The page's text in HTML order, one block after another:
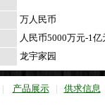
万人民币
人民币5000万元-1亿
龙宇家园
| 产品展示 | 供求信息